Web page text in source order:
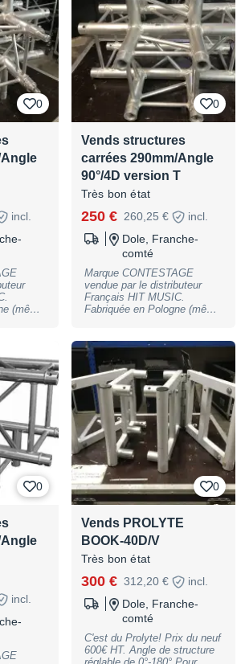
prix
de
ferme.
13mm + goupilles de
jonctions. 16 pièces
disponibles. Le prix est
unitaire. Possibilité de
livraison en sus. Prix ferme.
0
incl.
(même
et
Avec
2
prix
de
ferme.
0
Vends structures
carrées 290mm/Angle
90°/4D version T
Très bon état
250 € 260,25 €
incl.
Dole, Franche-
comté
Marque CONTESTAGE
vendue par le distributeur
Français HIT MUSIC.
Fabriquée en Pologne (même
directions en T carré 290mm
, ref: AGQUA-10 Super état
et propres! Comme neuf.
Avec 8 manchons et
goupilles. 6 pièces
disponibles. Le prix est
unitaire. Possibilité de
livraison en sus. Prix ferme.
0
incl.
0
Vends PROLYTE
BOOK-40D/V
Très bon état
300 € 312,20 €
incl.
Dole, Franche-
comté
C'est du Prolyte! Prix du neuf
600€ HT. Angle de structure